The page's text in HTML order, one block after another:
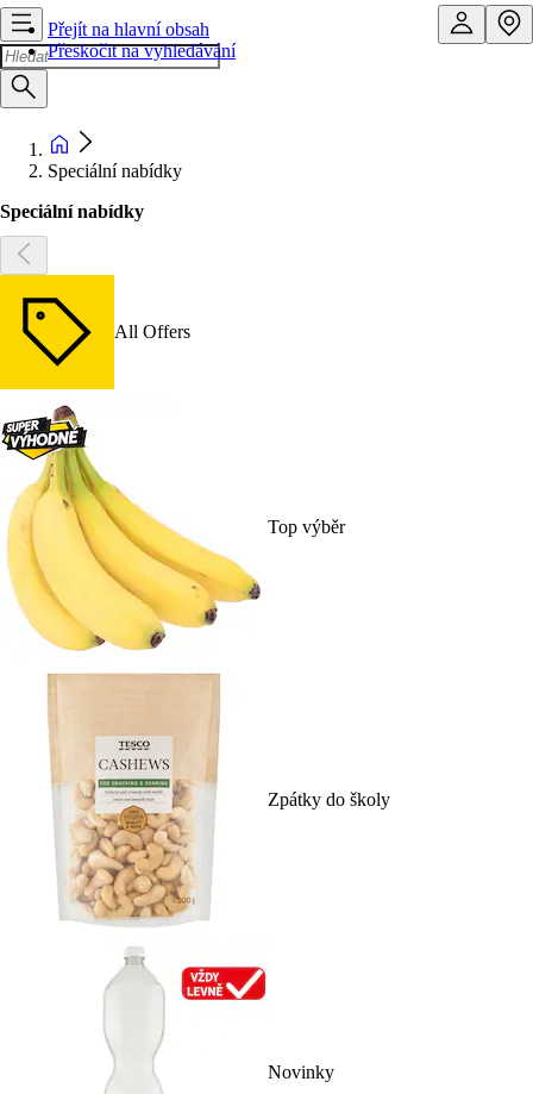
Přejít na hlavní obsah
Přeskočit na vyhledávání
Speciální nabídky
Speciální nabídky
All Offers
Top výběr
Zpátky do školy
Novinky